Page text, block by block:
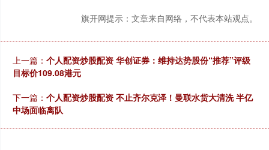
旗开网提示：文章来自网络，不代表本站观点。
上一篇： 个人配资炒股配资 华创证券：维持达势股份“推荐”评级
目标价109.08港元
下一篇： 个人配资炒股配资 不止齐尔克泽！曼联水货大清洗 半亿
中场面临离队